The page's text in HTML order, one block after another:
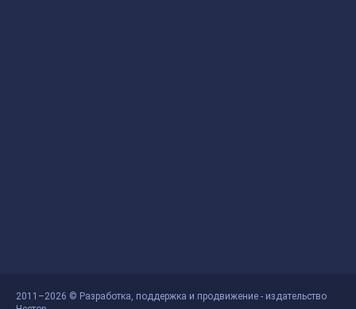
2011–2026 © Разработка, поддержка и продвижение - издательство